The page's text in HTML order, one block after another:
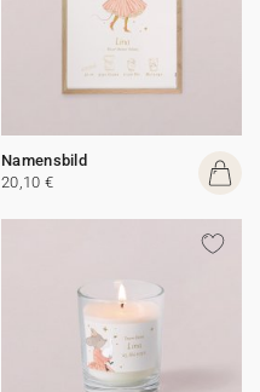
Namensbild
20,10 €